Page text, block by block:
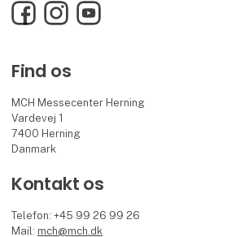
FacebookInstagramYouTube
Find os
MCH Messecenter Herning
Vardevej 1
7400 Herning
Danmark
Kontakt os
Telefon: +45 99 26 99 26
Mail: mch@mch.dk